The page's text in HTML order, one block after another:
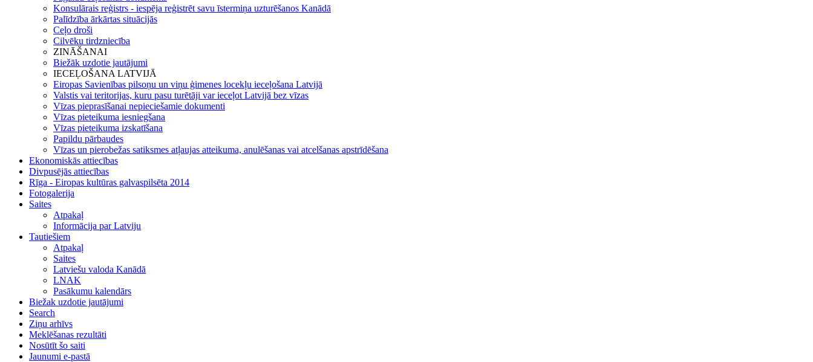
Konsulārais reģistrs - iespēja reģistrēt savu īstermiņa uzturēšanos Kanādā
Palīdzība ārkārtas situācijās
Ceļo droši
Cilvēku tirdzniecība
ZINĀŠANAI
Biežāk uzdotie jautājumi
IECEĻOŠANA LATVIJĀ
Eiropas Savienības pilsoņu un viņu ģimenes locekļu ieceļošana Latvijā
Valstis vai teritorijas, kuru pasu turētāji var ieceļot Latvijā bez vīzas
Vīzas pieprasīšanai nepieciešamie dokumenti
Vīzas pieteikuma iesniegšana
Vīzas pieteikuma izskatīšana
Papildu pārbaudes
Vīzas un pierobežas satiksmes atļaujas atteikuma, anulēšanas vai atcelšanas apstrīdēšana
Ekonomiskās attiecības
Divpusējās attiecības
Rīga - Eiropas kultūras galvaspilsēta 2014
Fotogalerija
Saites
Atpakaļ
Informācija par Latviju
Tautiešiem
Atpakaļ
Saites
Latviešu valoda Kanādā
LNAK
Pasākumu kalendārs
Biežak uzdotie jautājumi
Search
Ziņu arhīvs
Meklēšanas rezultāti
Nosūtīt šo saiti
Jaunumi e-pastā